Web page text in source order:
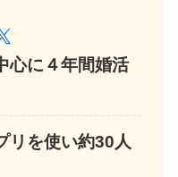
心に４年間婚活
リを使い約30人